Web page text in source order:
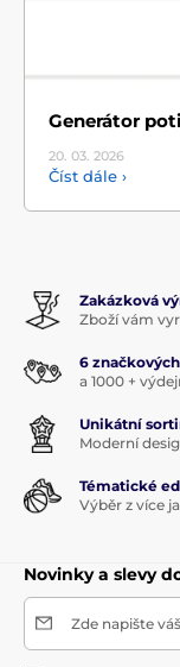
Generátor
20. 03. 2026
Číst dále ›
Zakázková
Zboží vám
6
a 1000 +
Unikátní
Moderní
Tématické
Výběr z více
Novinky a slevy
Zde napište